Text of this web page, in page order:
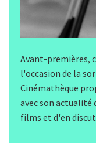
Avant-premières,
l'occasion de la
Cinémathèque
avec son actualité
films et d'en